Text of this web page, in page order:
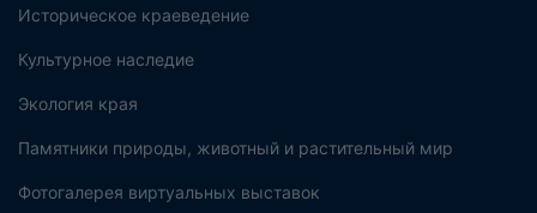
Историческое краеведение
Культурное наследие
Экология края
Памятники природы, животный и растительный мир
Фотогалерея виртуальных выставок